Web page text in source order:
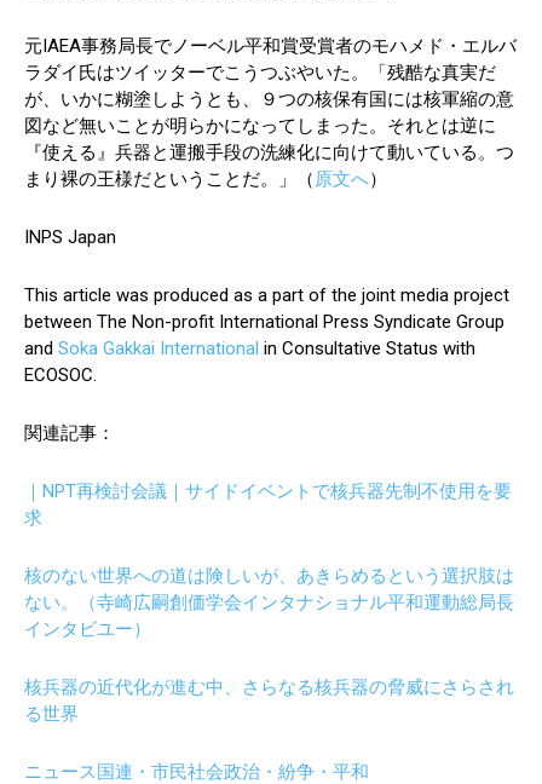
元IAEA事務局長でノーベル平和賞受賞者のモハメド・エルバ
ラダイ氏はツイッターでこうつぶやいた。「残酷な真実だ
が、いかに糊塗しようとも、９つの核保有国には核軍縮の意
図など無いことが明らかになってしまった。それとは逆に
『使える』兵器と運搬手段の洗練化に向けて動いている。つ
まり裸の王様だということだ。」（原文へ）
INPS Japan
This article was produced as a part of the joint media project
between The Non-profit International Press Syndicate Group
and Soka Gakkai International in Consultative Status with
ECOSOC.
関連記事：
｜NPT再検討会議｜サイドイベントで核兵器先制不使用を要
求
核のない世界への道は険しいが、あきらめるという選択肢は
ない。（寺崎広嗣創価学会インタナショナル平和運動総局長
インタビユー）
核兵器の近代化が進む中、さらなる核兵器の脅威にさらされ
る世界
ニュース国連・市民社会政治・紛争・平和